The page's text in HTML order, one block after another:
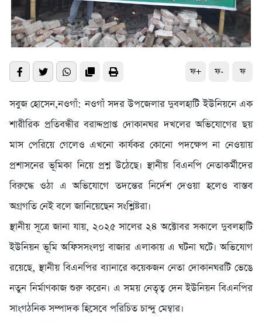
ফ+ ফ- ফ
সবুজ হোসেন,নওগাঁ: নওগাঁ সদর উপজেলার দুবলহাটি ইউনিয়নে এক
শারীরিক প্রতিবন্ধীর বরাদ্দপ্রাপ্ত দোকানঘর দখলের অভিযোগের ছয়
মাস পেরিয়ে গেলেও এখনো কার্যকর কোনো পদক্ষেপ না নেওয়ায়
প্রশাসনের ভূমিকা নিয়ে প্রশ্ন উঠেছে। স্থানীয় বিএনপি নেতাকর্মীদের
বিরুদ্ধে ওঠা এ অভিযোগে তদন্তের নির্দেশ দেওয়া হলেও বাস্তব
অগ্রগতি নেই বলে জানিয়েছেন সংশ্লিষ্টরা।
স্থানীয় সূত্রে জানা যায়, ২০২৫ সালের ২৪ অক্টোবর সকালে দুবলহাটি
ইউনিয়ন ভূমি অফিসসংলগ্ন বাজার এলাকায় এ ঘটনা ঘটে। অভিযোগ
রয়েছে, স্থানীয় বিএনপির ব্যানারে কয়েকজন নেতা দোকানঘরটি ভেঙে
নতুন নির্মাণকাজ শুরু করেন। এ সময় নেতৃত্ব দেন ইউনিয়ন বিএনপির
সাংগঠনিক সম্পাদক হিসেবে পরিচিত চান্দু মেম্বার।